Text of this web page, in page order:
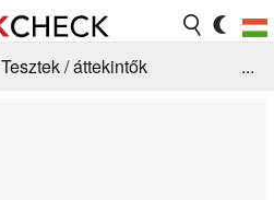
Tesztek / áttekintők
...